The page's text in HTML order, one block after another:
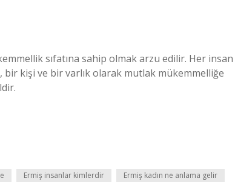
sıfatına sahip olmak arzu edilir. Her insan
kişi ve bir varlık olarak mutlak mükemmelliğe
Ermiş insanlar kimlerdir Ermiş kadın ne anlama gelir